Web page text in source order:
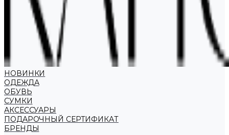
НОВИНКИ
ОДЕЖДА
ОБУВЬ
СУМКИ
АКСЕССУАРЫ
ПОДАРОЧНЫЙ СЕРТИФИКАТ
БРЕНДЫ